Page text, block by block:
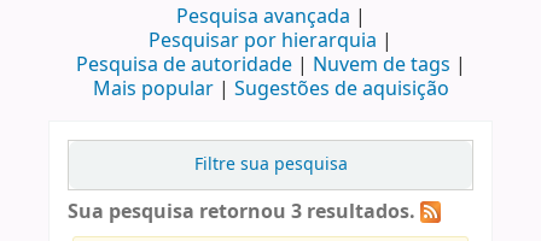
Pesquisa avançada
Pesquisar por hierarquia
Pesquisa de autoridade
Nuvem de tags
Mais popular
Sugestões de aquisição
Filtre sua pesquisa
Sua pesquisa retornou 3 resultados.